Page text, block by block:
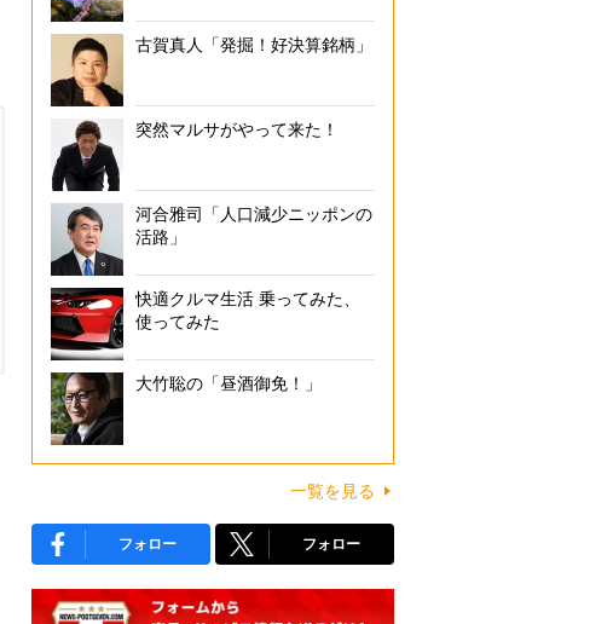
古賀真人「発掘！好決算銘柄」
突然マルサがやって来た！
河合雅司「人口減少ニッポンの
活路」
快適クルマ生活 乗ってみた、
使ってみた
大竹聡の「昼酒御免！」
一覧を見る
フォロー フォロー